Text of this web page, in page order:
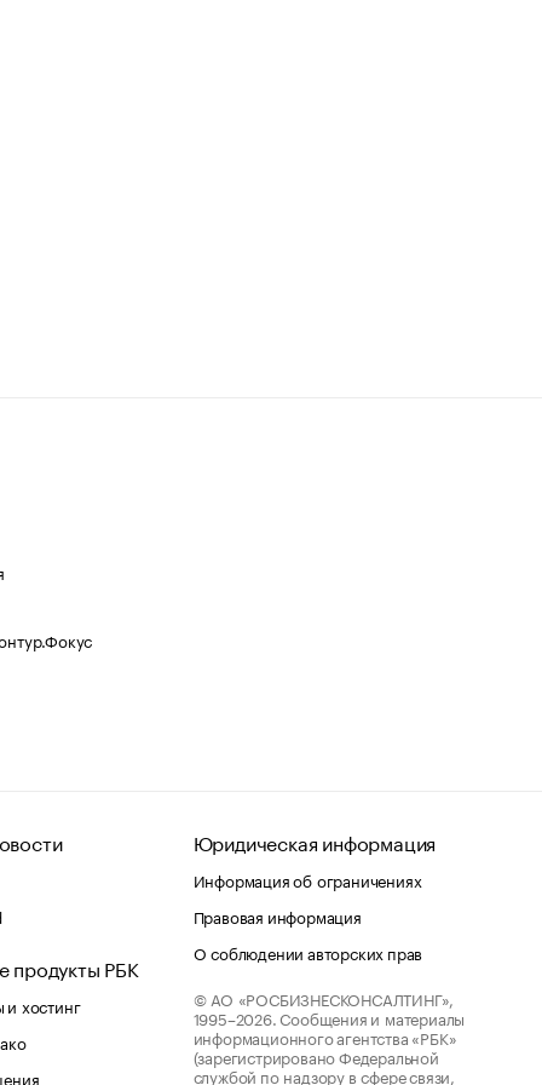
продукты РБК
хостинг
Юридическая информация
Информация об ограничениях
Правовая информация
О соблюдении авторских прав
© АО «РОСБИЗНЕСКОНСАЛТИНГ»,
1995–2026. Сообщения и материалы
информационного агентства «РБК»
(зарегистрировано Федеральной
службой по надзору в сфере связи,